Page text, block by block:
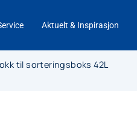
Aktuelt & Inspirasjon
til sorteringsboks 42L